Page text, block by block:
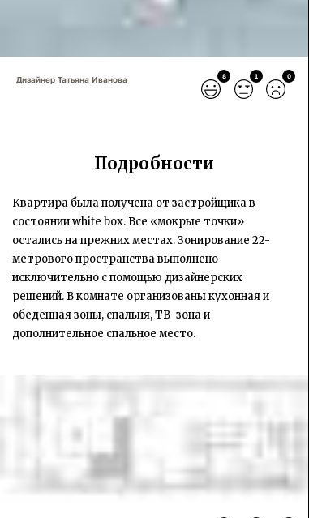
8 1 0
Дизайнер Татьяна Иванова
Подробности
Квартира была получена от застройщика в
состоянии white box. Все «мокрые точки»
остались на прежних местах. Зонирование 22-
метрового пространства выполнено
исключительно с помощью дизайнерских
решений. В комнате организованы кухонная и
обеденная зоны, спальня, ТВ-зона и
дополнительное спальное место.